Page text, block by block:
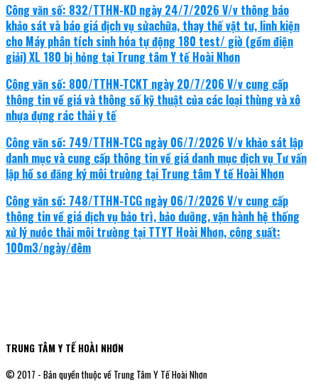
Công văn số: 832/TTHN-KD ngày 24/7/2026 V/v thông báo
khảo sát và báo giá dịch vụ sửachữa, thay thế vật tư, linh kiện
cho Máy phân tích sinh hóa tự động 180 test/ giờ (gồm điện
giải) XL 180 bị hỏng tại Trung tâm Y tế Hoài Nhơn
Công văn số: 800/TTHN-TCKT ngày 20/7/206 V/v cung cấp
thông tin về giá và thông số kỹ thuật của các loại thùng và xô
nhựa đựng rác thải y tế
Công văn số: 749/TTHN-TCG ngày 06/7/2026 V/v khảo sát lập
danh mục và cung cấp thông tin về giá danh mục dịch vụ Tư vấn
lập hồ sơ đăng ký môi trường tại Trung tâm Y tế Hoài Nhơn
Công văn số: 748/TTHN-TCG ngày 06/7/2026 V/v cung cấp
thông tin về giá dịch vụ bảo trì, bảo dưỡng, vận hành hệ thống
xử lý nước thải môi trường tại TTYT Hoài Nhơn, công suất:
100m3/ngày/đêm
TRUNG TÂM Y TẾ HOÀI NHƠN
© 2017 - Bản quyền thuộc về Trung Tâm Y Tế Hoài Nhơn